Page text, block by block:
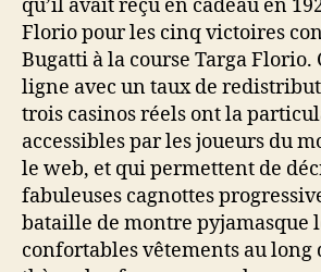
qu’il avait reçu en cadeau en
Florio pour les cinq victoires
Bugatti à la course Targa Florio.
ligne avec un taux de
trois casinos réels ont la
accessibles par les joueurs du
le web, et qui permettent de
fabuleuses cagnottes
bataille de montre pyjamasque
confortables vêtements au long